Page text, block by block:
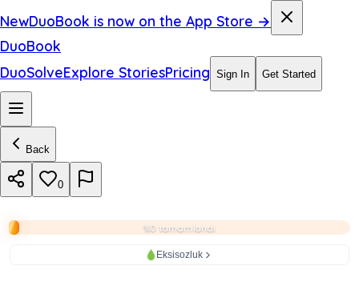
NewDuoBook is now on the App Store →
DuoBook
DuoSolveExplore StoriesPricing Sign In Get Started
Back
0
%0 tamamlandı
Eksisozluk